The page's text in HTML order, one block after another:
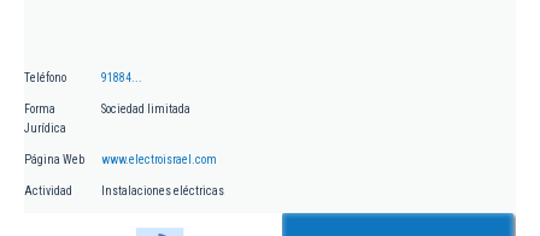
Teléfono 91884...
Forma
Jurídica
Sociedad limitada
Página Web www.electroisrael.com
Actividad Instalaciones eléctricas